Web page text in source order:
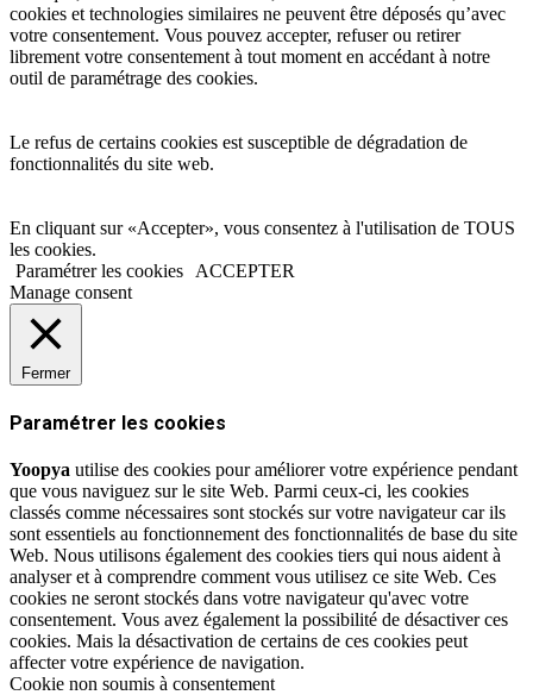
cookies et technologies similaires ne peuvent être déposés qu’avec
votre consentement. Vous pouvez accepter, refuser ou retirer
librement votre consentement à tout moment en accédant à notre
outil de paramétrage des cookies.
Le refus de certains cookies est susceptible de dégradation de
fonctionnalités du site web.
En cliquant sur «Accepter», vous consentez à l'utilisation de TOUS
les cookies.
Paramétrer les cookies
ACCEPTER
Manage consent
Fermer
Paramétrer les cookies
Yoopya utilise des cookies pour améliorer votre expérience pendant
que vous naviguez sur le site Web. Parmi ceux-ci, les cookies
classés comme nécessaires sont stockés sur votre navigateur car ils
sont essentiels au fonctionnement des fonctionnalités de base du site
Web. Nous utilisons également des cookies tiers qui nous aident à
analyser et à comprendre comment vous utilisez ce site Web. Ces
cookies ne seront stockés dans votre navigateur qu'avec votre
consentement. Vous avez également la possibilité de désactiver ces
cookies. Mais la désactivation de certains de ces cookies peut
affecter votre expérience de navigation.
Cookie non soumis à consentement